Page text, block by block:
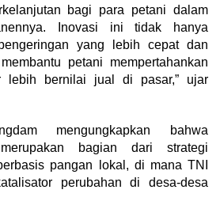
bagi para petani dalam
Inovasi ini tidak hanya
yang lebih cepat dan
petani mempertahankan
lebih bernilai jual di pasar,” ujar
mengungkapkan bahwa
bagian dari strategi
pangan lokal, di mana TNI
perubahan di desa-desa